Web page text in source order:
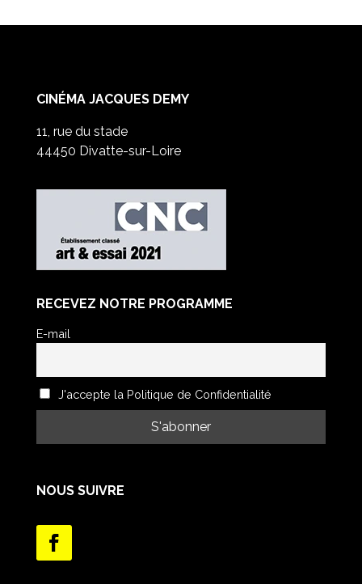
CINÉMA JACQUES DEMY
11, rue du stade
44450 Divatte-sur-Loire
RECEVEZ NOTRE PROGRAMME
E-mail
J'accepte la Politique de Confidentialité
NOUS SUIVRE